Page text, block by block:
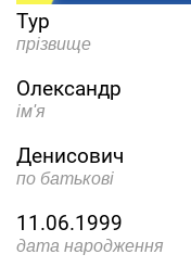
Тур
прізвище
Олександр
ім'я
Денисович
по батькові
11.06.1999
дата народження